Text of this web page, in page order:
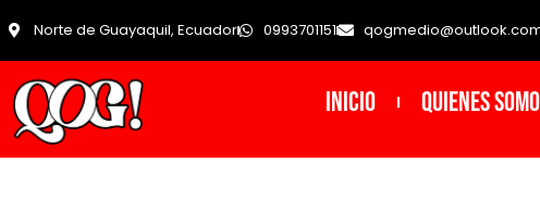
Norte de Guayaquil, Ecuador 0993701151
INICIO Quienes